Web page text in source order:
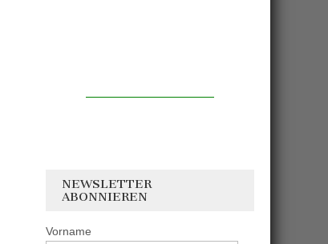
NEWSLETTER
ABONNIEREN
Vorname